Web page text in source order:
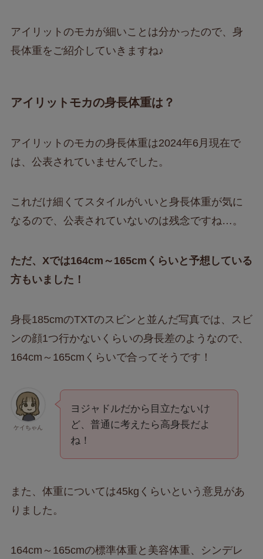
アイリットのモカが細いことは分かったので、身
長体重をご紹介していきますね♪
アイリットモカの身長体重は？
アイリットのモカの身長体重は2024年6月現在で
は、公表されていませんでした。
これだけ細くてスタイルがいいと身長体重が気に
なるので、公表されていないのは残念ですね…。
ただ、Xでは164cm～165cmくらいと予想している
方もいました！
身長185cmのTXTのスビンと並んだ写真では、スビ
ンの顔1つ行かないくらいの身長差のようなので、
164cm～165cmくらいで合ってそうです！
ケイちゃん
ヨジャドルだから目立たないけ
ど、普通に考えたら高身長だよ
ね！
また、体重については45kgくらいという意見があ
りました。
164cm～165cmの標準体重と美容体重、シンデレ